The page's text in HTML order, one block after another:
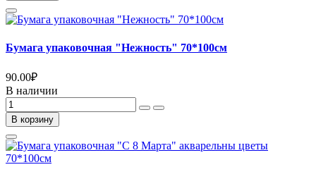
Бумага упаковочная "Нежность" 70*100см
90.00₽
В наличии
В корзину